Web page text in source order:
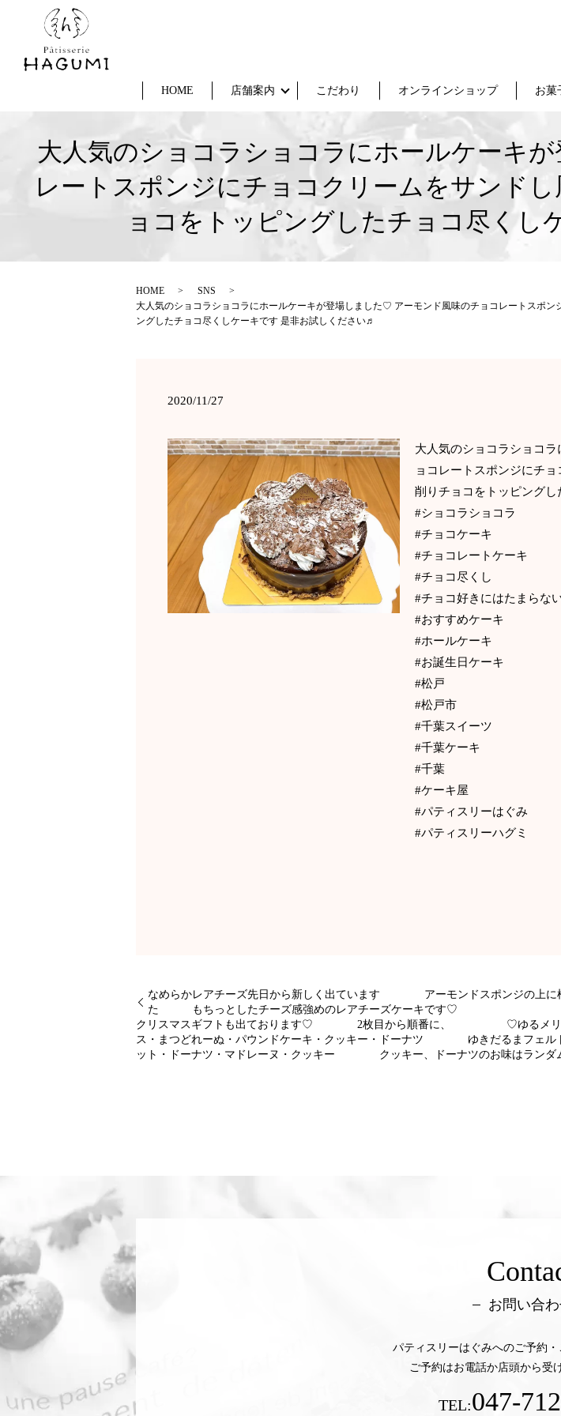
HOME 店舗案内 こだわり オンラインショップ お菓
大人気のショコラショコラにホールケーキ
レートスポンジにチョコクリームをサンド
ョコをトッピングしたチョコ尽くし
HOME
SNS
大人気のショコラショコラにホールケーキが登場しました♡ アーモンド風味のチョコレートスポ
ングしたチョコ尽くしケーキです 是非お試しください♬
2020/11/27
大人気のショコラショ
ョコレートスポンジに
削りチョコをトッピン
#ショコラショコラ
#チョコケーキ
#チョコレートケーキ
#チョコ尽くし
#チョコ好きにはたまらな
#おすすめケーキ
#ホールケーキ
#お誕生日ケーキ
#松戸
#松戸市
#千葉スイーツ
#千葉ケーキ
#千葉
#ケーキ屋
#パティスリーはぐみ
#パティスリーハグミ
なめらかレアチーズ先日から新しく出ています アーモンドスポンジの上に柚
た もちっとしたチーズ感強めのレアチーズケーキです♡
クリスマスギフトも出ております♡ 2枚目から順番に、 ♡ゆるメリ
ス・まつどれーぬ・パウンドケーキ・クッキー・ドーナツ ️ゆきだるまフェ
ット・ドーナツ・マドレーヌ・クッキー クッキー、ドーナツのお味はランダム
お問い合
パティスリーはぐみへのご予約・
ご予約はお電話か店頭から受
TEL:047-